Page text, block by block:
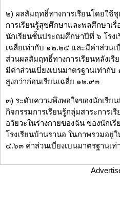
๒) ผลสัมฤทธิ์ทางการเรียนโดยใช้
การเรียนรู้สุขศึกษาและพลศึกษาเรื่
นักเรียนชั้นประถมศึกษาปีที่ ๖ โรง
เฉลี่ยเท่ากับ ๑๒.๒๕ และมีค่าส่วนเ
ส่วนผลสัมฤทธิ์ทางการเรียนหลังเ
มีค่าส่วนเบี่ยงเบนมาตรฐานเท่ากั
สูงกว่าก่อนเรียนเฉลี่ย ๑๒.๙๓
๓) ระดับความพึงพอใจของนักเรีย
กิจกรรมการเรียนรู้กลุ่มสาระการเ
อวัยวะในร่างกายของฉัน ของนักเ
โรงเรียนบ้านรานอ ในภาพรวมอยู่
๔.๖๓ ค่าส่วนเบี่ยงเบนมาตรฐานเ